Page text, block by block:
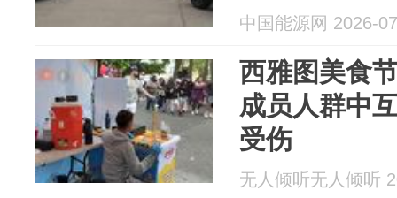
现场聚集大
中国能源网 2026-
西雅图美食
成员人群中
受伤
无人倾听无人倾听